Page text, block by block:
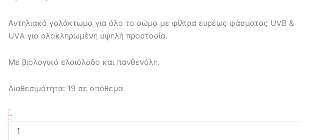
Αντηλιακό γαλάκτωμα για όλο το σώμα με φίλτρα ευρέως φάσματος UVΒ &
UVΑ για ολοκληρωμένη υψηλή προστασία.
Με βιολογικό ελαιόλαδο και πανθενόλη.
Διαθεσιμότητα: 19 σε απόθεμα
-